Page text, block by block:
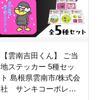
【雲南吉田くん】 ご当
地ステッカー 5種セッ
ト 島根県雲南市/株式会
社 サンキコーポレー